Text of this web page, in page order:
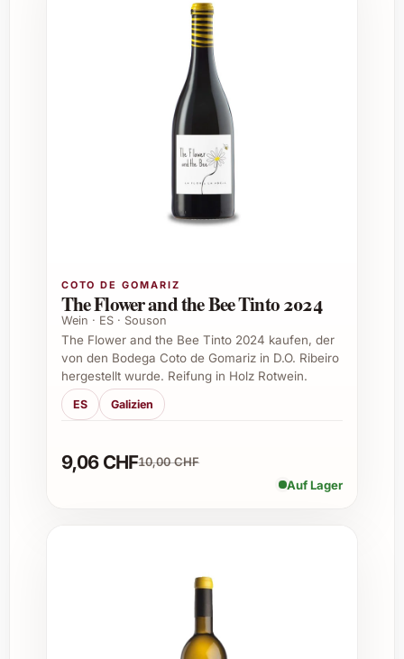
Dank seiner Vielseitigkeit passt dieser Wein
ebenso zu Spargelgerichten, Lammbraten
und leichten Wildgerichten wie zu gereiftem
Käse, was ihn auch für Restaurants und
Caterings äusserst attraktiv macht.
FAQ zum Domaine Weinbach Pinots
Furstentum Grand Cru 2021
geeignet?
Der Wein harmoniert bestens mit
Gerichten wie Lamm, Wild, gebratenem
Geflügel, Spargel sowie vielfältigen
Käsevarianten. Seine feine Säure und
Fruchtstruktur ergänzen solche Speisen
aufbewahren, wodurch sich sein Bouquet
mit der Zeit noch weiter entwickelt und
COTO DE GOMARIZ
The Flower and the Bee Tinto 2024
Wein · ES · Souson
The Flower and the Bee Tinto 2024 kaufen, der
von den Bodega Coto de Gomariz in D.O. Ribeiro
hergestellt wurde. Reifung in Holz Rotwein.
ES Galizien
9,06 CHF10,00 CHF
Auf Lager